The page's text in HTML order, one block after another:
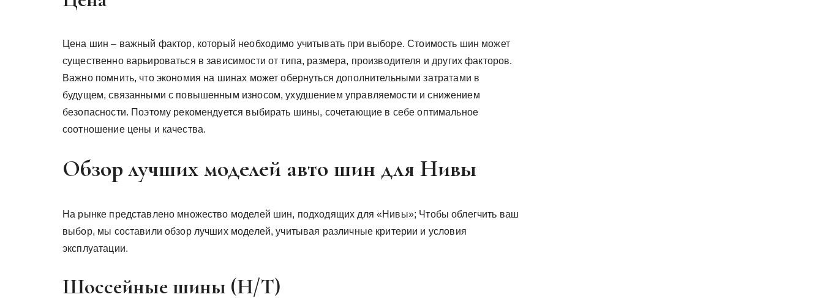
Цена шин – важный фактор, который необходимо учитывать при выборе. Стоимость шин может
существенно варьироваться в зависимости от типа, размера, производителя и других факторов.
Важно помнить, что экономия на шинах может обернуться дополнительными затратами в
будущем, связанными с повышенным износом, ухудшением управляемости и снижением
безопасности. Поэтому рекомендуется выбирать шины, сочетающие в себе оптимальное
соотношение цены и качества.
Обзор лучших моделей авто шин для Нивы
На рынке представлено множество моделей шин, подходящих для «Нивы»; Чтобы облегчить ваш
выбор, мы составили обзор лучших моделей, учитывая различные критерии и условия
эксплуатации.
Шоссейные шины (H/T)